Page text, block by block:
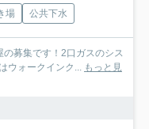
場 公共下水
募集です！2口ガスのシス
ウォークインク... もっと見